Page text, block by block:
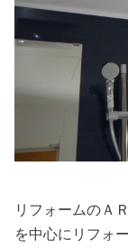
リフォームのＡ
を中心にリフォ